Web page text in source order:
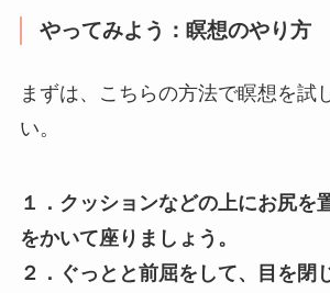
やってみよう：瞑想のやり方
まずは、こちらの方法で瞑想を試
い。
１．クッションなどの上にお尻を
をかいて座りましょう。
２．ぐっとと前屈をして、目を閉